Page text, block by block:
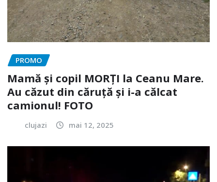
PROMO
Mamă și copil MORȚI la Ceanu Mare.
Au căzut din căruță și i-a călcat
camionul! FOTO
clujazi mai 12, 2025